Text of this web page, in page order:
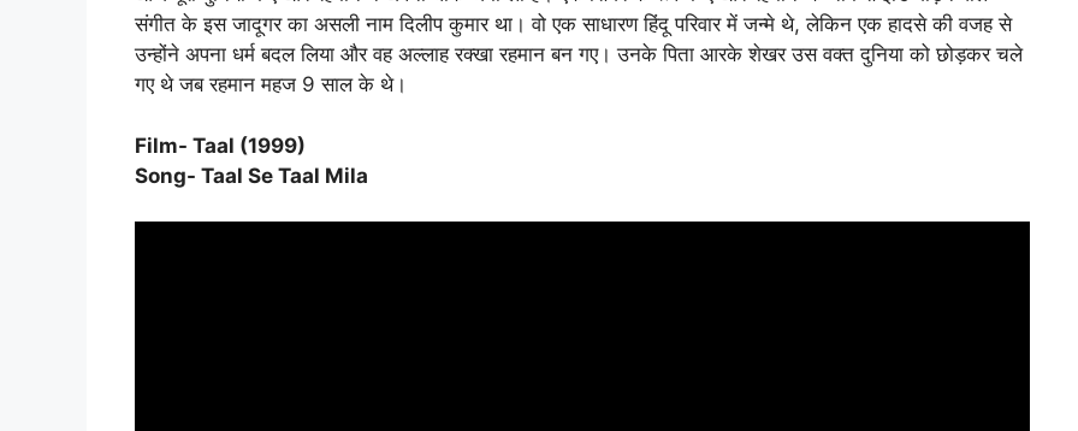
संगीत के इस जादूगर का असली नाम दिलीप कुमार था। वो एक साधारण हिंदू परिवार में जन्मे थे, लेकिन एक हादसे की वजह से
उन्होंने अपना धर्म बदल लिया और वह अल्लाह रक्खा रहमान बन गए। उनके पिता आरके शेखर उस वक्त दुनिया को छोड़कर चले
गए थे जब रहमान महज 9 साल के थे।
Film- Taal (1999)
Song- Taal Se Taal Mila